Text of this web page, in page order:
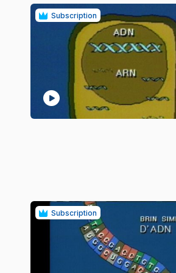
Subscription
play_circle
Subscription